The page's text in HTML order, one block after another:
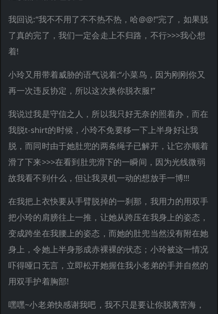
我回说:“我不不用了不不热不热，哈@@!”完了，如果脱
了真的完了，我们一定会走上不归路，不行>>>我心想
着!
小玲又用带着威胁的语气说着:“小菜鸟，因为刚刚你又
再一次违反协定，所以这次换你脱衣服!”
我说过我是守信之人，所以我只好无奈的照着办，而在
我脱t-shirt的时候，小玲不免要移一下上半身好让我
脱，而同时由于她肚兜的两条绳子已解开，让它亦顺着
滑了下来>>>在看到肚兜滑下的一瞬间，因为光线微弱
故我看不到什么，但让我灵机一动的想放手一博!!!
在我把上衣快要从手臂脱掉的一刹那，我用力的用双手
把小玲的肩膀往上一推，让她从跨压在我身上的姿态，
变成跨坐在我腰上的姿态，而她的肚兜当然没有附在她
身上，令她上半身形成赤裸裸的状态；小玲被这一情况
吓得哑口无言，立即松开她握住我小老弟的手并自然的
用双手护着胸部!
嘿嘿~小老弟快感谢我吧，我不只是要让你脱离苦海，